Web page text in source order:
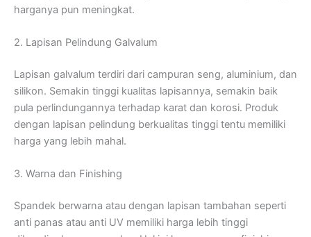
harganya pun meningkat.
2. Lapisan Pelindung Galvalum
Lapisan galvalum terdiri dari campuran seng, aluminium, dan
silikon. Semakin tinggi kualitas lapisannya, semakin baik
pula perlindungannya terhadap karat dan korosi. Produk
dengan lapisan pelindung berkualitas tinggi tentu memiliki
harga yang lebih mahal.
3. Warna dan Finishing
Spandek berwarna atau dengan lapisan tambahan seperti
anti panas atau anti UV memiliki harga lebih tinggi